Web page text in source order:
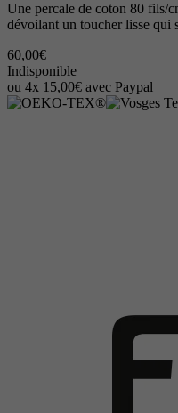
Une percale de coton 80 fils/
dévoilant un toucher lisse qui
60,00€
Indisponible
ou 4x 15,00€ avec Paypal